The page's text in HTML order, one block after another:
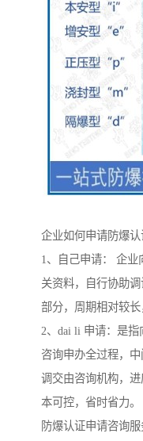
企业如何申请防爆认
1、自己申请： 企业
关资料，自行协助
部分，周期相对较长
2、dai li 申请：是
咨询申办全过程，
调交由咨询机构，
本可控，省时省力。
防爆认证申请咨询